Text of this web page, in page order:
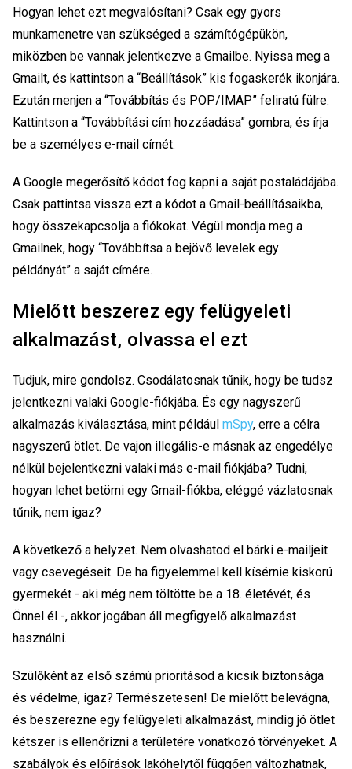
Hogyan lehet ezt megvalósítani? Csak egy gyors
munkamenetre van szükséged a számítógépükön,
miközben be vannak jelentkezve a Gmailbe. Nyissa meg a
Gmailt, és kattintson a “Beállítások” kis fogaskerék ikonjára.
Ezután menjen a “Továbbítás és POP/IMAP” feliratú fülre.
Kattintson a “Továbbítási cím hozzáadása” gombra, és írja
be a személyes e-mail címét.
A Google megerősítő kódot fog kapni a saját postaládájába.
Csak pattintsa vissza ezt a kódot a Gmail-beállításaikba,
hogy összekapcsolja a fiókokat. Végül mondja meg a
Gmailnek, hogy “Továbbítsa a bejövő levelek egy
példányát” a saját címére.
Mielőtt beszerez egy felügyeleti
alkalmazást, olvassa el ezt
Tudjuk, mire gondolsz. Csodálatosnak tűnik, hogy be tudsz
jelentkezni valaki Google-fiókjába. És egy nagyszerű
alkalmazás kiválasztása, mint például mSpy, erre a célra
nagyszerű ötlet. De vajon illegális-e másnak az engedélye
nélkül bejelentkezni valaki más e-mail fiókjába? Tudni,
hogyan lehet betörni egy Gmail-fiókba, eléggé vázlatosnak
tűnik, nem igaz?
A következő a helyzet. Nem olvashatod el bárki e-mailjeit
vagy csevegéseit. De ha figyelemmel kell kísérnie kiskorú
gyermekét - aki még nem töltötte be a 18. életévét, és
Önnel él -, akkor jogában áll megfigyelő alkalmazást
használni.
Szülőként az első számú prioritásod a kicsik biztonsága
és védelme, igaz? Természetesen! De mielőtt belevágna,
és beszerezne egy felügyeleti alkalmazást, mindig jó ötlet
kétszer is ellenőrizni a területére vonatkozó törvényeket. A
szabályok és előírások lakóhelytől függően változhatnak,